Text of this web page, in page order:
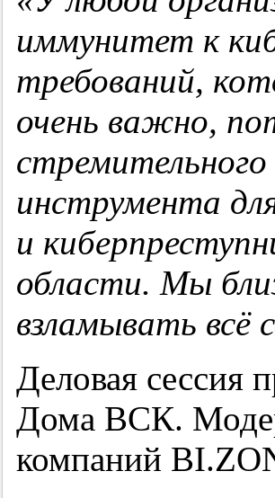
иммунитет к
требований,
очень важно,
стремительного
инструмента
и
области. Мы
взламывать всё
Деловая сессия
Дома ВСК.
компаний